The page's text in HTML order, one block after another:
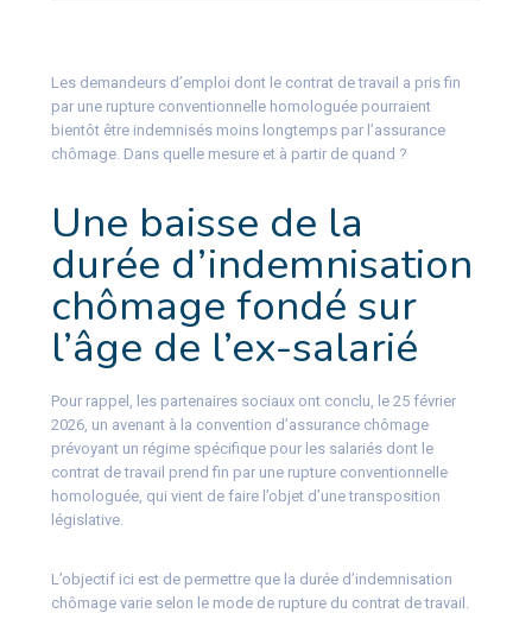
Les demandeurs d’emploi dont le contrat de travail a pris fin
par une rupture conventionnelle homologuée pourraient
bientôt être indemnisés moins longtemps par l’assurance
chômage. Dans quelle mesure et à partir de quand ?
Une baisse de la
durée d’indemnisation
chômage fondé sur
l’âge de l’ex-salarié
Pour rappel, les partenaires sociaux ont conclu, le 25 février
2026, un avenant à la convention d’assurance chômage
prévoyant un régime spécifique pour les salariés dont le
contrat de travail prend fin par une rupture conventionnelle
homologuée, qui vient de faire l’objet d’une transposition
législative.
L’objectif ici est de permettre que la durée d’indemnisation
chômage varie selon le mode de rupture du contrat de travail.